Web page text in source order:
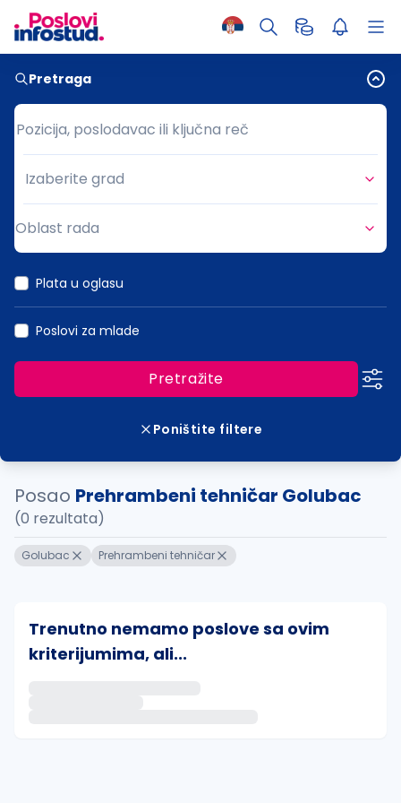
Pretraga
Pozicija, poslodavac ili ključna reč
Pozicija, poslodavac ili ključna reč
Grad
Izaberite grad
Oblast rada
Plata u oglasu
Poslovi za mlade
Pretražite
Poništite filtere
Posao Prehrambeni tehničar Golubac
(0 rezultata)
Golubac Prehrambeni tehničar
Trenutno nemamo poslove sa ovim
kriterijumima, ali...